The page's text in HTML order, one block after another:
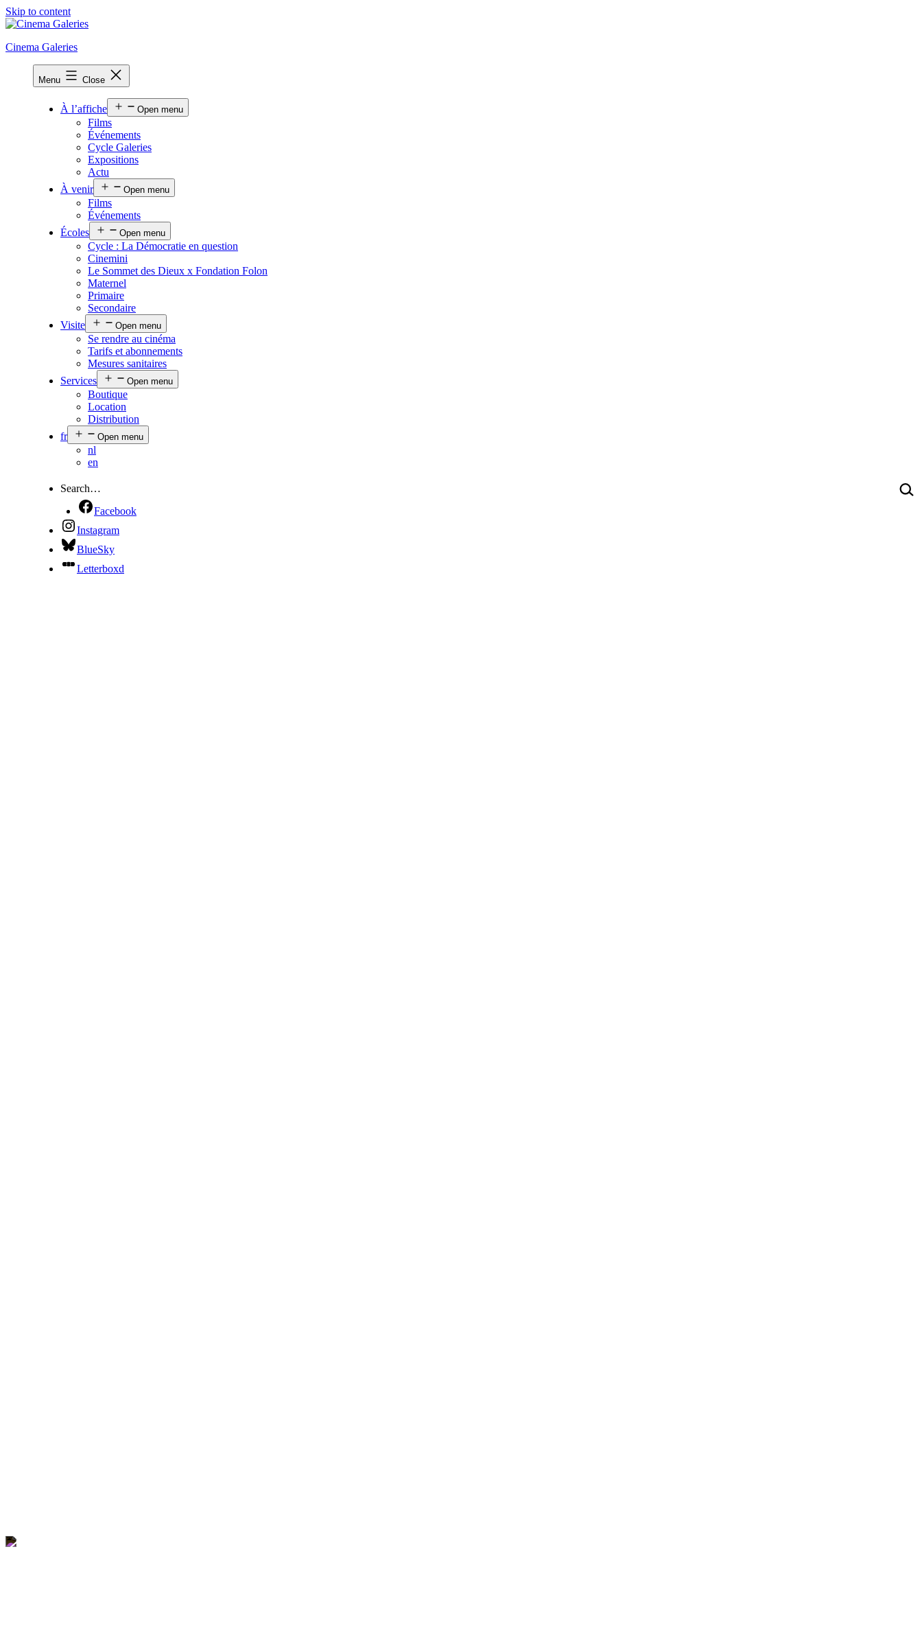
Skip to content
Cinema Galeries
Menu Close
À l’affiche Open menu
Films
Événements
Cycle Galeries
Expositions
Actu
À venir
Open menu
Films
Événements
Écoles
Open menu
Cycle : La Démocratie en question
Cinemini
Le Sommet des Dieux x Fondation Folon
Maternel
Primaire
Secondaire
Visite
Open menu
Se rendre au cinéma
Tarifs et abonnements
Mesures sanitaires
Services
Open menu
Boutique
Location
Distribution
fr
Open menu
nl
en
Search…
Facebook
Instagram
BlueSky
Letterboxd